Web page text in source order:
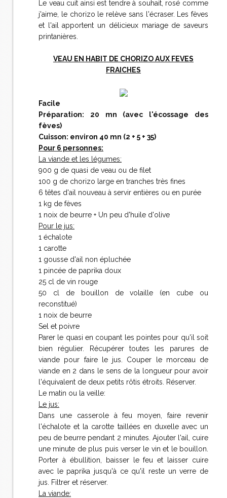
Le veau cuit ainsi est tendre à souhait, rosé comme
j'aime, le chorizo le relève sans l'écraser. Les fèves
et l'ail apportent un délicieux mariage de saveurs
printanières.
VEAU EN HABIT DE CHORIZO AUX FEVES
FRAICHES
Facile
Préparation: 20 mn (avec l'écossage des
fèves)
Cuisson: environ 40 mn (2 + 5 + 35)
Pour 6 personnes:
La viande et les légumes:
900 g de quasi de veau ou de filet
100 g de chorizo large en tranches très fines
6 têtes d'ail nouveau à servir entières ou en purée
1 kg de fèves
1 noix de beurre + Un peu d'huile d'olive
Pour le jus:
1 échalote
1 carotte
1 gousse d'ail non épluchée
1 pincée de paprika doux
25 cl de vin rouge
50 cl de bouillon de volaille (en cube ou
reconstitué)
1 noix de beurre
Sel et poivre
Parer le quasi en coupant les pointes pour qu'il soit
bien régulier. Récupérer toutes les parures de
viande pour faire le jus. Couper le morceau de
viande en 2 dans le sens de la longueur pour avoir
l'équivalent de deux petits rôtis étroits. Réserver.
Le matin ou la veille:
Le jus:
Dans une casserole à feu moyen, faire revenir
l'échalote et la carotte taillées en duxelle avec un
peu de beurre pendant 2 minutes. Ajouter l'ail, cuire
une minute de plus puis verser le vin et le bouillon.
Porter à ébullition, baisser le feu et laisser cuire
avec le paprika jusqu'à ce qu'il reste un verre de
jus. Filtrer et réserver.
La viande: